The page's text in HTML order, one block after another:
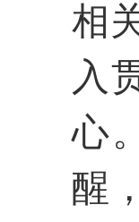
相
入
心
醒